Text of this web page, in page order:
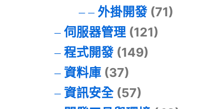
外掛開發(71)
伺服器管理(121)
程式開發(149)
資料庫(37)
資訊安全(57)